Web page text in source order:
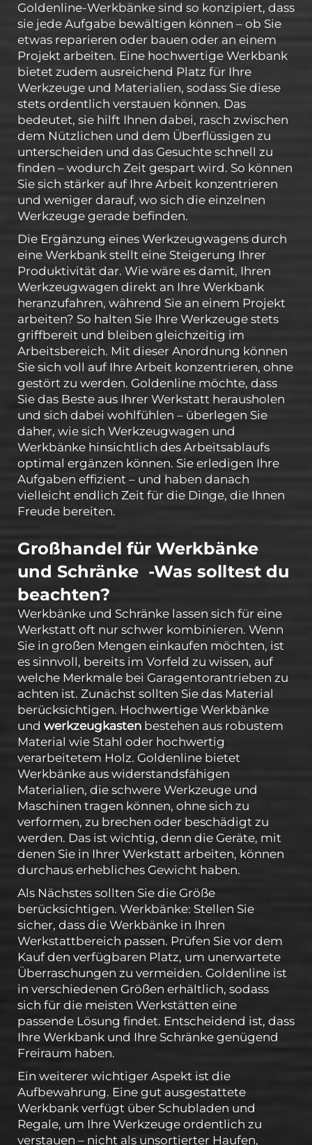
Goldenline-Werkbänke sind so konzipiert, dass
sie jede Aufgabe bewältigen können – ob Sie
etwas reparieren oder bauen oder an einem
Projekt arbeiten. Eine hochwertige Werkbank
bietet zudem ausreichend Platz für Ihre
Werkzeuge und Materialien, sodass Sie diese
stets ordentlich verstauen können. Das
bedeutet, sie hilft Ihnen dabei, rasch zwischen
dem Nützlichen und dem Überflüssigen zu
unterscheiden und das Gesuchte schnell zu
finden – wodurch Zeit gespart wird. So können
Sie sich stärker auf Ihre Arbeit konzentrieren
und weniger darauf, wo sich die einzelnen
Werkzeuge gerade befinden.
Die Ergänzung eines Werkzeugwagens durch
eine Werkbank stellt eine Steigerung Ihrer
Produktivität dar. Wie wäre es damit, Ihren
Werkzeugwagen direkt an Ihre Werkbank
heranzufahren, während Sie an einem Projekt
arbeiten? So halten Sie Ihre Werkzeuge stets
griffbereit und bleiben gleichzeitig im
Arbeitsbereich. Mit dieser Anordnung können
Sie sich voll auf Ihre Arbeit konzentrieren, ohne
gestört zu werden. Goldenline möchte, dass
Sie das Beste aus Ihrer Werkstatt herausholen
und sich dabei wohlfühlen – überlegen Sie
daher, wie sich Werkzeugwagen und
Werkbänke hinsichtlich des Arbeitsablaufs
optimal ergänzen können. Sie erledigen Ihre
Aufgaben effizient – und haben danach
vielleicht endlich Zeit für die Dinge, die Ihnen
Freude bereiten.
Großhandel für Werkbänke
und Schränke -Was solltest du
beachten?
Werkbänke und Schränke lassen sich für eine
Werkstatt oft nur schwer kombinieren. Wenn
Sie in großen Mengen einkaufen möchten, ist
es sinnvoll, bereits im Vorfeld zu wissen, auf
welche Merkmale bei Garagentorantrieben zu
achten ist. Zunächst sollten Sie das Material
berücksichtigen. Hochwertige Werkbänke
und werkzeugkasten bestehen aus robustem
Material wie Stahl oder hochwertig
verarbeitetem Holz. Goldenline bietet
Werkbänke aus widerstandsfähigen
Materialien, die schwere Werkzeuge und
Maschinen tragen können, ohne sich zu
verformen, zu brechen oder beschädigt zu
werden. Das ist wichtig, denn die Geräte, mit
denen Sie in Ihrer Werkstatt arbeiten, können
durchaus erhebliches Gewicht haben.
Als Nächstes sollten Sie die Größe
berücksichtigen. Werkbänke: Stellen Sie
sicher, dass die Werkbänke in Ihren
Werkstattbereich passen. Prüfen Sie vor dem
Kauf den verfügbaren Platz, um unerwartete
Überraschungen zu vermeiden. Goldenline ist
in verschiedenen Größen erhältlich, sodass
sich für die meisten Werkstätten eine
passende Lösung findet. Entscheidend ist, dass
Ihre Werkbank und Ihre Schränke genügend
Freiraum haben.
Ein weiterer wichtiger Aspekt ist die
Aufbewahrung. Eine gut ausgestattete
Werkbank verfügt über Schubladen und
Regale, um Ihre Werkzeuge ordentlich zu
verstauen – nicht als unsortierter Haufen,